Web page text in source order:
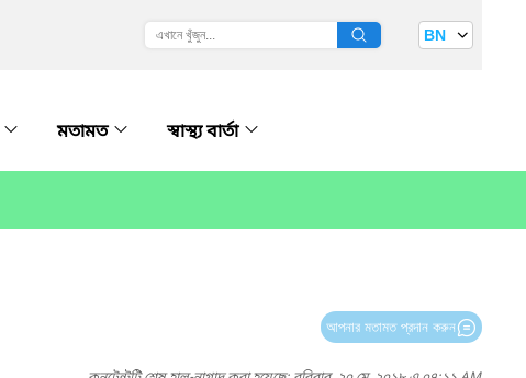
BN
মতামত স্বাস্থ্য বার্তা
আপনার মতামত প্রদান করুন